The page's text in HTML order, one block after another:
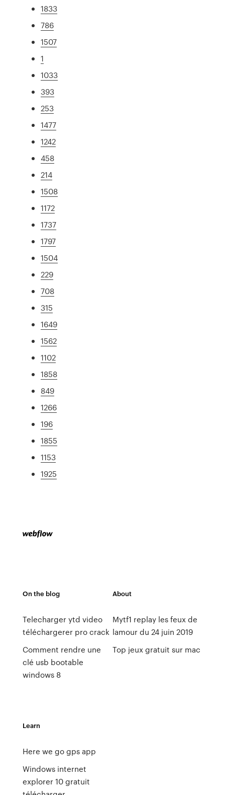
1833
786
1507
1
1033
393
253
1477
1242
458
214
1508
1172
1737
1797
1504
229
708
315
1649
1562
1102
1858
849
1266
196
1855
1153
1925
On the blog
Telecharger ytd video
téléchargerer pro crack
Comment rendre une
clé usb bootable
windows 8
About
Mytf1 replay les feux de
lamour du 24 juin 2019
Top jeux gratuit sur mac
Learn
Here we go gps app
Windows internet
explorer 10 gratuit